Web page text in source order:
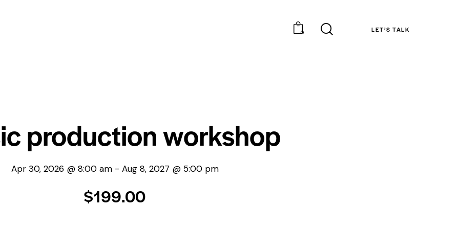
0 LET’S TALK
production workshop
Apr 30, 2026 @ 8:00 am- Aug 8, 2027 @ 5:00 pm
$199.00